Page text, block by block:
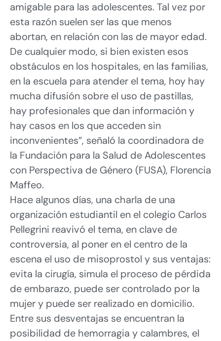
amigable para las adolescentes. Tal vez por
esta razón suelen ser las que menos
abortan, en relación con las de mayor edad.
De cualquier modo, si bien existen esos
obstáculos en los hospitales, en las familias,
en la escuela para atender el tema, hoy hay
mucha difusión sobre el uso de pastillas,
hay profesionales que dan información y
hay casos en los que acceden sin
inconvenientes”, señaló la coordinadora de
la Fundación para la Salud de Adolescentes
con Perspectiva de Género (FUSA), Florencia
Maffeo.
Hace algunos días, una charla de una
organización estudiantil en el colegio Carlos
Pellegrini reavivó el tema, en clave de
controversia, al poner en el centro de la
escena el uso de misoprostol y sus ventajas:
evita la cirugía, simula el proceso de pérdida
de embarazo, puede ser controlado por la
mujer y puede ser realizado en domicilio.
Entre sus desventajas se encuentran la
posibilidad de hemorragia y calambres, el